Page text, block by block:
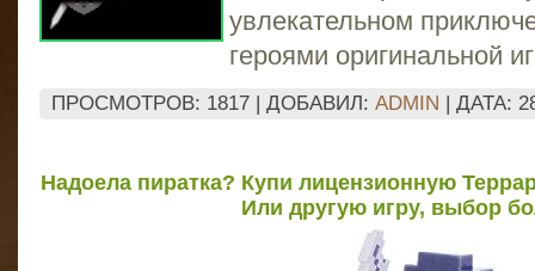
увлекательном
героями оригинальной
ПРОСМОТРОВ: 1817 | ДОБАВИЛ: ADMIN | ДАТА:
Надоела пиратка? Купи лицензионную
Или другую игру, выбор